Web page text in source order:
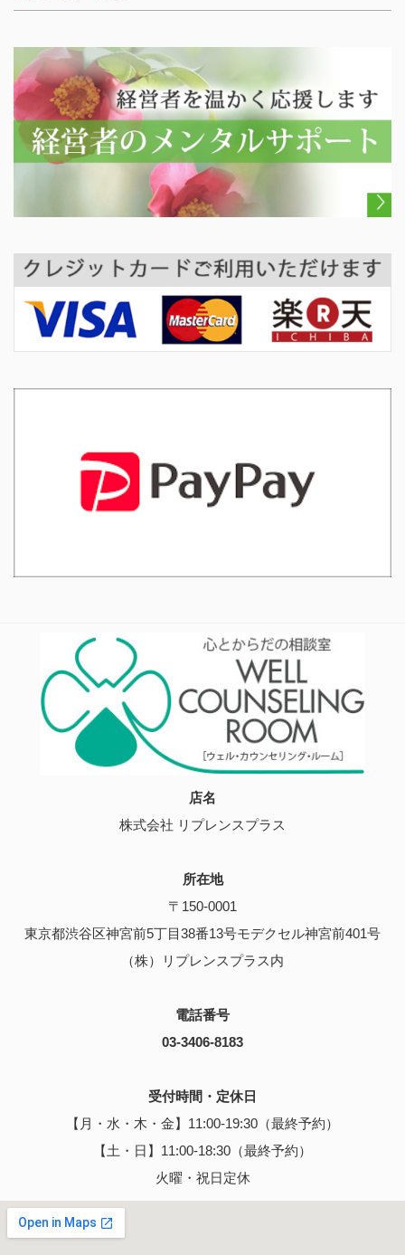
モ。...
店名
株式会社 リプレンスプラス
所在地
〒150-0001
東京都渋谷区神宮前5丁目38番13号モデクセル神宮前401号
（株）リプレンスプラス内
電話番号
03-3406-8183
受付時間・定休日
【月・水・木・金】11:00-19:30（最終予約）
【土・日】11:00-18:30（最終予約）
火曜・祝日定休